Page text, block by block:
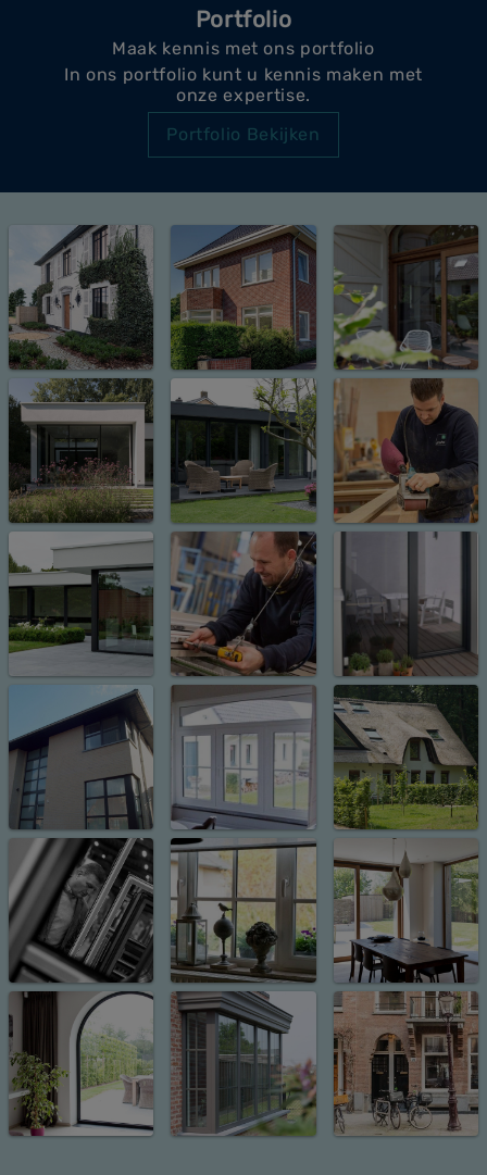
Portfolio
Maak kennis met ons portfolio
In ons portfolio kunt u kennis maken met
onze expertise.
Portfolio Bekijken